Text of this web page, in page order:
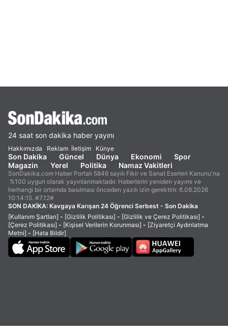
24 saat son dakika haber yayını
Hakkımızda Reklam İletişim Künye
Son Dakika Güncel Dünya Ekonomi
Spor
Magazin
Yerel Politika Namaz Vakitleri
SonDakika.com Haber Portalı 5846 sayılı Fikir ve Sanat Eserleri Kanunu'na
%100 uygun olarak yayınlanmaktadır. Haberlerin yeniden yayımı ve
herhangi bir ortamda basılması önceden yazılı izin gerektirir. 6.08.2026
10:14:15. #7.12#
SON DAKİKA: Kavgaya Karışan 24 Öğrenci Serbest - Son Dakika
[Kullanım Şartları] - [Gizlilik Politikası] - [Gizlilik ve Çerez Politikası] -
[Çerez Politikası] - [Kişisel Verilerin Korunması] - [Ziyaretçi Aydınlatma
Metni] - [Hata Bildir]